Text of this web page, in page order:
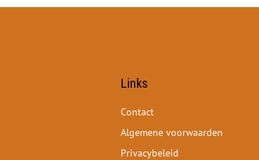
Links
Contact
Algemene voorwaarden
Privacybeleid